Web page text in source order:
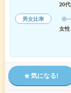
20代
男女比率
女性
気になる!